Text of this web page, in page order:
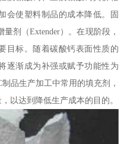
会使塑料制品的成本降低。固
剂（Extender）。在现阶段，
目标。随着碳酸钙表面性质的
逐渐成为补强或赋予功能性为
品生产加工中常用的填充剂，
以达到降低生产成本的目的。